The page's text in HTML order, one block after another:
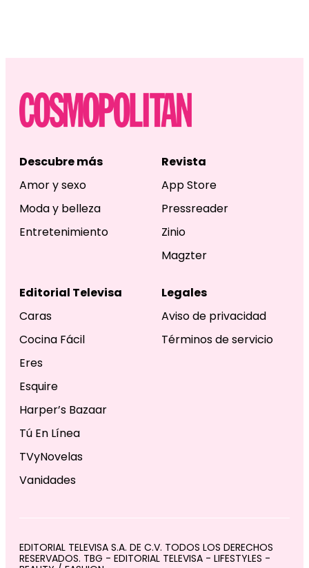
Descubre más
Amor y sexo
Moda y belleza
Entretenimiento
Revista
App Store
Pressreader
Zinio
Magzter
Editorial Televisa
Caras
Cocina Fácil
Eres
Esquire
Harper’s Bazaar
Tú En Línea
TVyNovelas
Vanidades
Legales
Aviso de privacidad
Términos de servicio
EDITORIAL TELEVISA S.A. DE C.V. TODOS LOS DERECHOS
RESERVADOS. TBG - EDITORIAL TELEVISA - LIFESTYLES -